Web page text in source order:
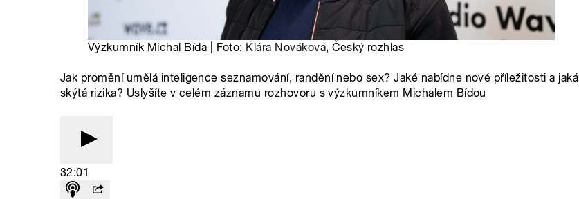
Výzkumník Michal Bída | Foto: Klára Nováková, Český rozhlas
Jak promění umělá inteligence seznamování, randění nebo sex? Jaké nabídne nové příležitosti a jaká
skýtá rizika? Uslyšíte v celém záznamu rozhovoru s výzkumníkem Michalem Bídou
32:01